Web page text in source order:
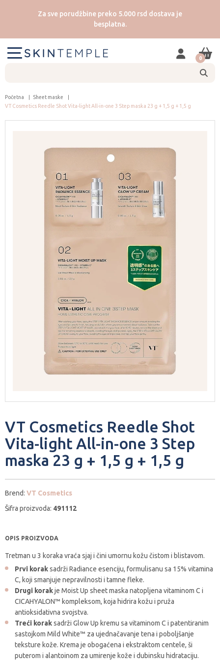
Za sve porudžbine preko 5.000 rsd dostava je
besplatna.
0
Početna
Sheet maske
VT Cosmetics Reedle Shot Vita-light All-in-one 3 Step maska 23 g + 1,5 g + 1,5 g
VT Cosmetics Reedle Shot
Vita-light All-in-one 3 Step
maska 23 g + 1,5 g + 1,5 g
Brend: VT Cosmetics
Šifra proizvoda: 491112
OPIS PROIZVODA
Tretman u 3 koraka vraća sjaj i čini umornu kožu čistom i blistavom.
Prvi koraksadrži Radiance esenciju, formulisanu sa 15% vitamina
C, koji smanjuje nepravilnosti i tamne fleke.
Drugi korakje Moist Up sheet maska natopljena vitaminom C i
CICAHYALON™ kompleksom, koja hidrira kožu i pruža
antioksidativna svojstva.
Treći koraksadrži Glow Up kremu sa vitaminom C i patentiranim
sastojkom Mild White™ za ujednačavanje tena i poboljšanje
teksture kože. Krema je obogaćena i ekstraktom centele, ši
puterom i alantoinom za umirenje kože i dubinsku hidrataciju.